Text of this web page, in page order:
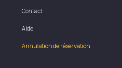
Contact
Aide
Annulation de réservation